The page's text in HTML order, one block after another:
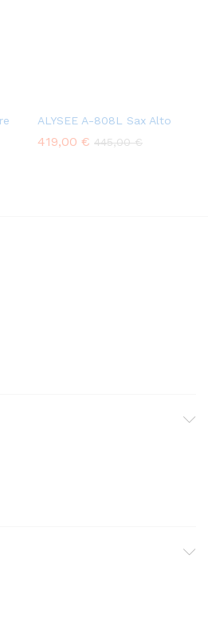
ALYSEE A-808L Sax Alto
419,00 € 445,00€